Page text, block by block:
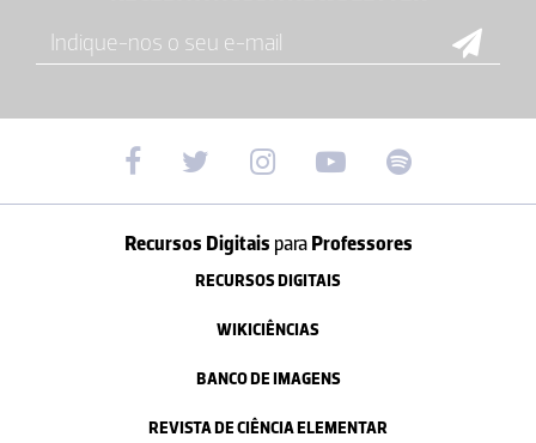
Recursos Digitais paraProfessores
RECURSOS DIGITAIS
WIKICIÊNCIAS
BANCO DE IMAGENS
REVISTA DE CIÊNCIA ELEMENTAR